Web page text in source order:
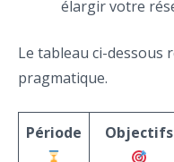
élargir votre
Le tableau ci-dessous
pragmatique.
Période Objectifs